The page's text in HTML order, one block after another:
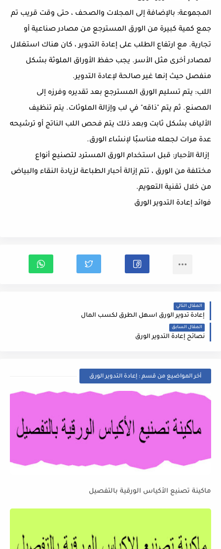
المجموعة: بالإضافة إلى المجلات والصحف ، حتى وقت قريب تم
جمع كمية كبيرة من الورق المسترجع من مصادر صناعية أو
تجارية. مع ارتفاع الطلب على إعادة التدوير ، كان هناك استغلال
لمصادر أخرى مثل الأسر. يجب حفظ الأوراق الملوثة بشكل
منفصل حيث إنها غير صالحة لإعادة التدوير.
اللب: يتم تسليم الورق المسترجع بعد تقديره وفرزه إلى
المصنع. ثم يتم "ذاقه" في لب وإزالة الملوثات. يتم تنظيف
الألياف بشكل ثابت وبعد ذلك يتم فحص اللب الناتج أو ترشيحه
عدة مرات لجعله مناسبًا لإنشاء الورق.
إزالة الأحبار: قبل استخدام الورق المسترد لتصنيع أنواع
مختلفة من الورق ، تتم إزالة أحبار الطباعة لزيادة النقاء والبياض
من خلال تقنية التعويم.
فوائد إعادة التدوير الورق
المقال التالي
إعادة تدوير الورق اسهل الطرق لكسب المال
المقال السابق
نصائح إعادة التدوير الورق
أخر المواضيع من قسم : إعادة التدوير الورق
ماكينة تصنيع الأكياس الورقية بالتفصيل